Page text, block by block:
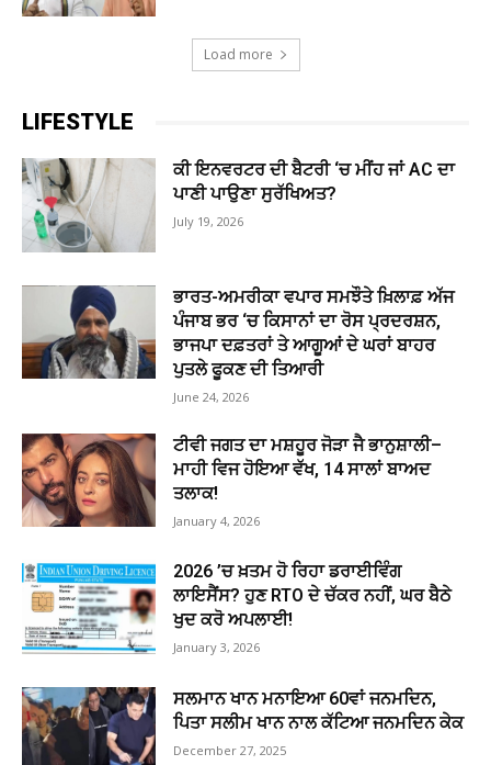
Load more
LIFESTYLE
ਕੀ ਇਨਵਰਟਰ ਦੀ ਬੈਟਰੀ ‘ਚ ਮੀਂਹ ਜਾਂ AC ਦਾ
ਪਾਣੀ ਪਾਉਣਾ ਸੁਰੱਖਿਅਤ?
July 19, 2026
ਭਾਰਤ-ਅਮਰੀਕਾ ਵਪਾਰ ਸਮਝੌਤੇ ਖ਼ਿਲਾਫ਼ ਅੱਜ
ਪੰਜਾਬ ਭਰ ‘ਚ ਕਿਸਾਨਾਂ ਦਾ ਰੋਸ ਪ੍ਰਦਰਸ਼ਨ,
ਭਾਜਪਾ ਦਫ਼ਤਰਾਂ ਤੇ ਆਗੂਆਂ ਦੇ ਘਰਾਂ ਬਾਹਰ
ਪੁਤਲੇ ਫੂਕਣ ਦੀ ਤਿਆਰੀ
June 24, 2026
ਟੀਵੀ ਜਗਤ ਦਾ ਮਸ਼ਹੂਰ ਜੋੜਾ ਜੈ ਭਾਨੁਸ਼ਾਲੀ–
ਮਾਹੀ ਵਿਜ ਹੋਇਆ ਵੱਖ, 14 ਸਾਲਾਂ ਬਾਅਦ
ਤਲਾਕ!
January 4, 2026
2026 ’ਚ ਖ਼ਤਮ ਹੋ ਰਿਹਾ ਡਰਾਈਵਿੰਗ
ਲਾਇਸੈਂਸ? ਹੁਣ RTO ਦੇ ਚੱਕਰ ਨਹੀਂ, ਘਰ ਬੈਠੇ
ਖੁਦ ਕਰੋ ਅਪਲਾਈ!
January 3, 2026
ਸਲਮਾਨ ਖਾਨ ਮਨਾਇਆ 60ਵਾਂ ਜਨਮਦਿਨ,
ਪਿਤਾ ਸਲੀਮ ਖਾਨ ਨਾਲ ਕੱਟਿਆ ਜਨਮਦਿਨ ਕੇਕ
December 27, 2025